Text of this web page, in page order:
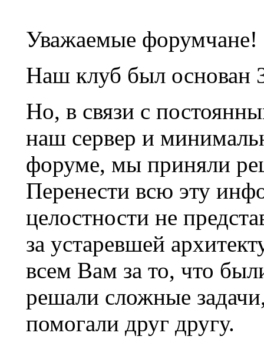
Уважаемые форумчане!
Наш клуб был основан
Но, в связи с
наш сервер и
форуме, мы приняли
Перенести всю эту
целостности не
за устаревшей
всем Вам за то, что
решали сложные
помогали друг другу.